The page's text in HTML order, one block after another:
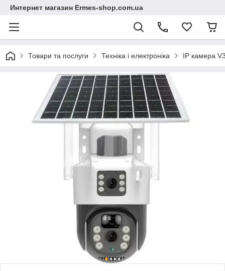
Интернет магазин Ermes-shop.com.ua
Товари та послуги Техніка і електроніка IP камера